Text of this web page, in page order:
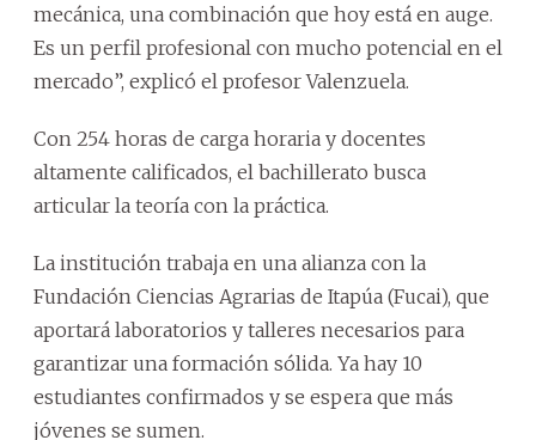
mecánica, una combinación que hoy está en auge.
Es un perfil profesional con mucho potencial en el
mercado”, explicó el profesor Valenzuela.
Con 254 horas de carga horaria y docentes
altamente calificados, el bachillerato busca
articular la teoría con la práctica.
La institución trabaja en una alianza con la
Fundación Ciencias Agrarias de Itapúa (Fucai), que
aportará laboratorios y talleres necesarios para
garantizar una formación sólida. Ya hay 10
estudiantes confirmados y se espera que más
jóvenes se sumen.